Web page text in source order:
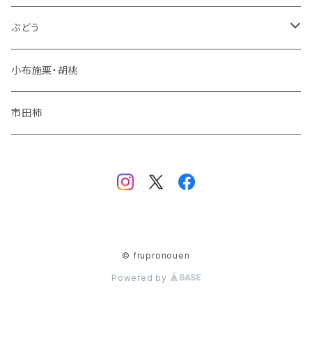
冬りんご
夏りんご
秋りんご
ぶどう
シャインマスカット
ナガノパープル
小布施栗・胡桃
市田柿
© frupronouen
Powered by